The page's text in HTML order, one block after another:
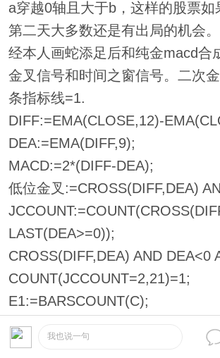
a穿越0轴且大于b，这样的股票如
第二天大多数还是有出局的机会。
经本人画蛇添足后和纯金macd合
金叉信号和时间之窗信号。二次金
条指标线=1.
DIFF:=EMA(CLOSE,12)-
DEA:=EMA(DIFF,9);
MACD:=2*(DIFF-DEA);
低位金叉:=CROSS(DIFF,DEA)
LAST(DEA>=0));
CROSS(DIFF,DEA) AND DEA<0
COUNT(JCCOUNT=2,21)=1;
E1:=BARSCOUNT(C);
AH:=HHV(H,200);
我也说一句